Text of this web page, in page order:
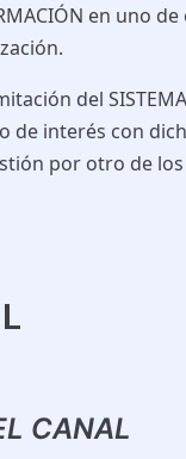
en uno
del
de interés con
por otro de
CANAL